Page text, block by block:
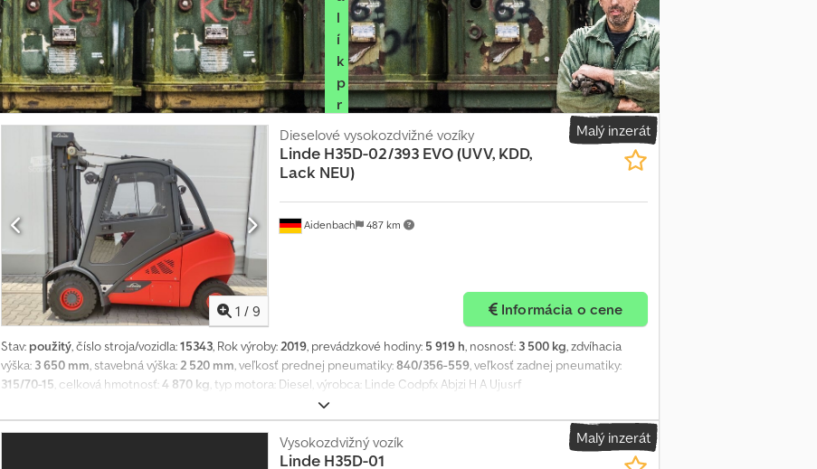
l
í
k
p
r
p
r
a
I
n
f
o
r
m
u
Malý inzerát
1 / 9
Aidenbach 487 km
Dieselové vysokozdvižné vozíky
Linde H35D-02/393 EVO (UVV, KDD,
Lack NEU)
Informácia o cene
Stav: použitý, číslo stroja/vozidla:15343, Rok výroby: 2019, prevádzkové hodiny: 5 919 h, nosnosť: 3 500 kg, zdvíhacia
výška: 3 650 mm , stavebná výška: 2 520 mm , veľkosť prednej pneumatiky:840/356-559 , veľkosť zadnej pneumatiky:
315/70-15 , celková hmotnosť:4 870 kg , typ motora: Diesel, výrobca: Linde Codpfx Abjzi H A Ujusrf
Malý inzerát
Vysokozdvižný vozík
Linde H35D-01